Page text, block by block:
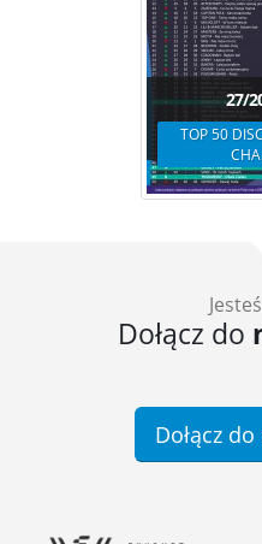
27/
TOP 50
Jesteś
Dołącz do
Dołącz